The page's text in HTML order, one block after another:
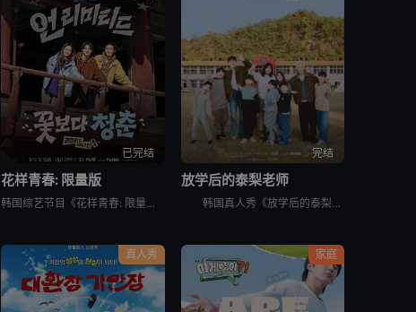
已完结
花样青春: 限量版
韩国综艺节目《花样青春: 限量版》的妙趣在于突发旅行。突然告诉出演者去旅行的日程，出演者带着制作组原封不动地给的每人10万韩元经费，于2026年2月24日通过频道十五夜直播被绑架到旅行地。出演人员是郑
完结
放学后的泰梨老师
韩国真人秀《放学后的泰梨老师》讲述的，是金泰梨成为某乡村小学的戏剧班老师，给学生们上戏剧课的节目。 成为充满热情的演技老师金泰梨和可爱学生们展开的特别旅程，将为观众带来纯真的笑容和感动。
真人秀 家庭